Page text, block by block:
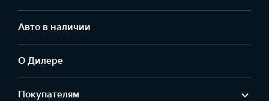
Авто в наличии
О Дилере
Покупателям